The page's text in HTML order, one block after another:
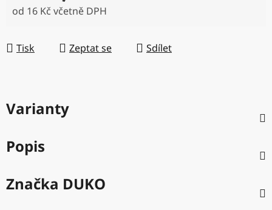
od 16 Kč včetně DPH
Tisk
Zeptat se Sdílet
Varianty
Popis
Značka DUKO